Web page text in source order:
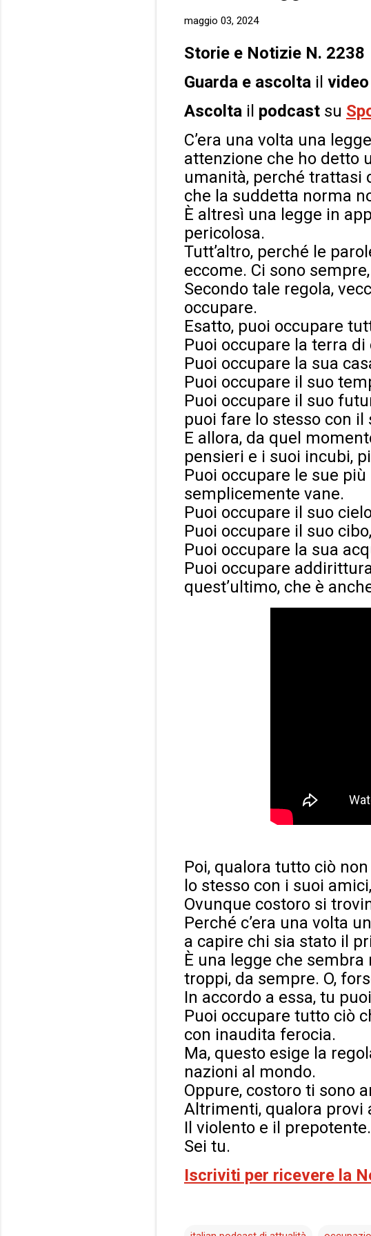
maggio 03, 2024
Storie e Notizie N. 2238
Guarda e ascolta il
Ascolta il podcast su
C’era una volta una
attenzione che ho detto
umanità, perché
che la suddetta norma
È altresì una legge in
pericolosa.
Tutt’altro, perché le
eccome. Ci sono
Secondo tale regola,
occupare.
Esatto, puoi occupare
Puoi occupare la terra
Puoi occupare la sua
Puoi occupare il suo
Puoi occupare il suo
puoi fare lo stesso con il
E allora, da quel
pensieri e i suoi incubi,
Puoi occupare le sue
semplicemente vane.
Puoi occupare il suo
Puoi occupare il suo
Puoi occupare la sua
Puoi occupare
quest’ultimo, che è
Poi, qualora tutto ciò
lo stesso con i suoi
Ovunque costoro si
Perché c’era una volta
a capire chi sia stato il
È una legge che
troppi, da sempre. O,
In accordo a essa, tu
Puoi occupare tutto ciò
con inaudita ferocia.
Ma, questo esige la
nazioni al mondo.
Oppure, costoro ti sono
Altrimenti, qualora provi
Il violento e il prepotente.
Sei tu.
Iscriviti per ricevere la